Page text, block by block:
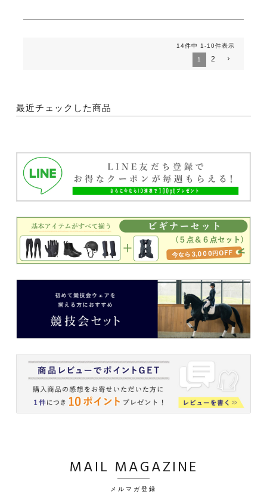
14件中 1-10件表示
1 2
最近チェックした商品
MAIL MAGAZINE
メルマガ登録